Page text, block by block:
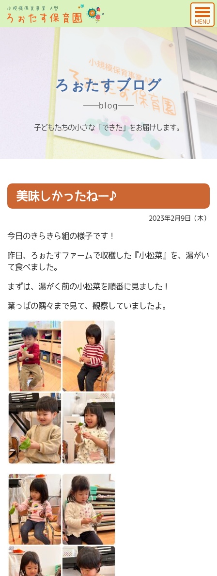
MENU
ろぉたすブログ
blog
子どもたちの小さな「できた」をお届けします。
美味しかったねー♪
2023年2月9日（木）
今日のきらきら組の様子です！
昨日、ろぉたすファームで収穫した『小松菜』を、湯がい
て食べました。
まずは、湯がく前の小松菜を順番に見ました！
葉っぱの隅々まで見て、観察していましたよ。